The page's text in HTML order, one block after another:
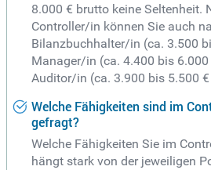
8.000 € brutto keine Seltenheit.
Controller/in können Sie auch
Bilanzbuchhalter/in (ca. 3.500
Manager/in (ca. 4.400 bis
Auditor/in (ca. 3.900 bis 5.500
Welche Fähigkeiten sind im
gefragt?
Welche Fähigkeiten Sie im
hängt stark von der jeweiligen